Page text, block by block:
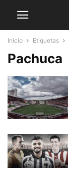
Inicio Etiquetas
Pachuca